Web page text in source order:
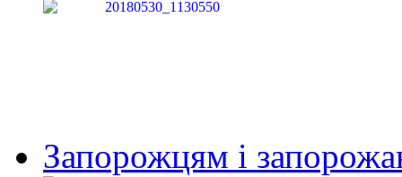
Запорожцям і